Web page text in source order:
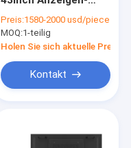
Freien im Freien
Preis:1580-2000 usd/piece
MOQ:1-teilig
Holen Sie sich aktuelle Preis
Kontakt